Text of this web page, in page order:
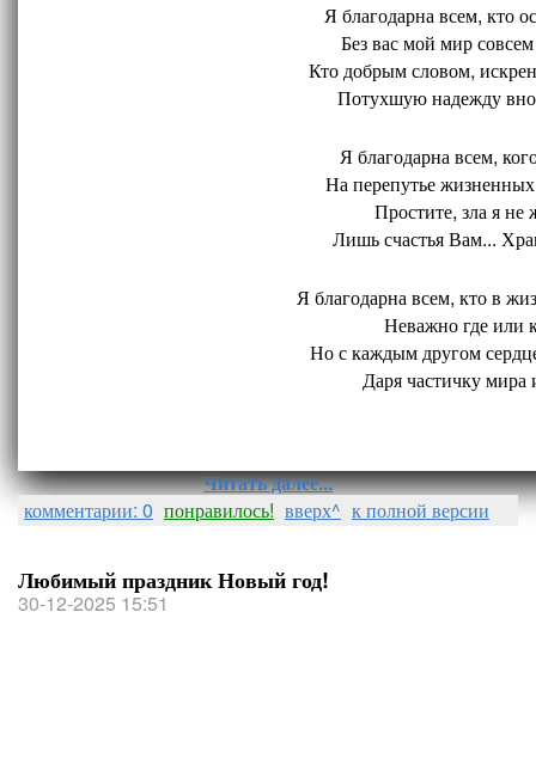
Я благодарна всем, кто
Без вас мой мир
Кто добрым словом,
Потухшую надежду
Я благодарна всем,
На перепутье
Простите, зла я не
Лишь счастья Вам...
Я благодарна всем, кто в
Неважно где или
Но с каждым другом
Даря частичку мира
Читать далее...
комментарии: 0 понравилось! вверх^ к полной версии
Любимый праздник Новый год!
30-12-2025 15:51